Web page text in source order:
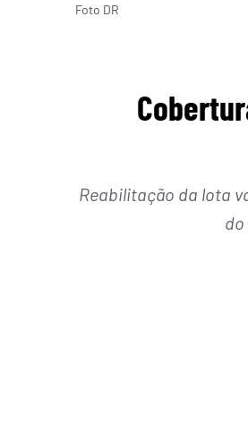
Foto DR
Reabilitação da lota